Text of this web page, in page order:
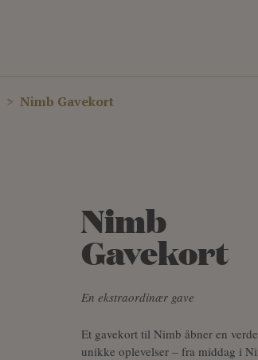
Nimb Gavekort
Nimb
Gavekort
En ekstraordinær gave
Et gavekort til Nimb åbner en
unikke oplevelser – fra middag i